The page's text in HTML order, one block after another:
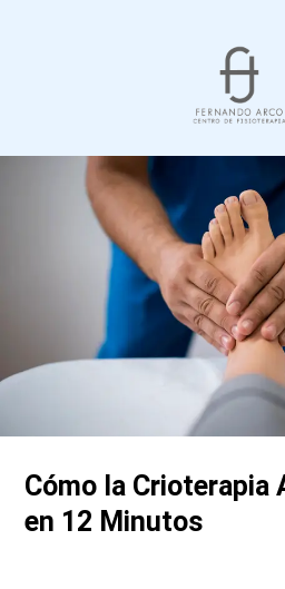
Cómo la Crioterapia
en 12 Minutos